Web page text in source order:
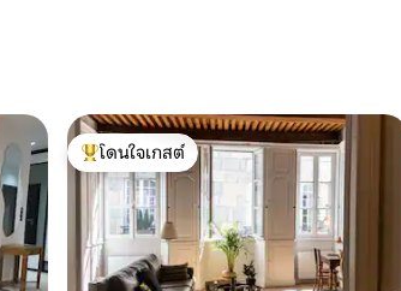
โดนใจเกสต์ที่สุด
โดนใจเกสต์